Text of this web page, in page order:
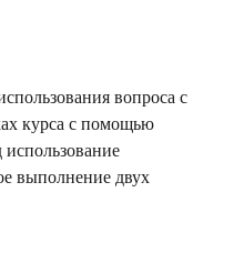
вопроса с
курса с помощью
выполнение двух